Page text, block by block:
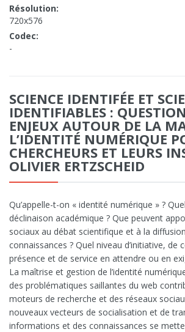
Résolution:
720x576
Codec:
-
SCIENCE IDENTIFÉE ET
IDENTIFIABLES :
ENJEUX AUTOUR DE LA
L’IDENTITÉ NUMÉRIQUE
CHERCHEURS ET LEURS
OLIVIER ERTZSCHEID
Qu’appelle-t-on « identité numérique » ?
déclinaison académique ? Que peuvent
sociaux au débat scientifique et à la
connaissances ? Quel niveau d’initiative, de
présence et de service en attendre ou en
La maîtrise et gestion de l’identité
des problématiques saillantes du web
moteurs de recherche et des réseaux
nouveaux vecteurs de socialisation et de
informations et des connaissances se